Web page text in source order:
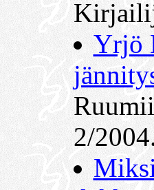
Yrjö
2/